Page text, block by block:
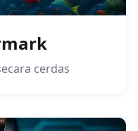
cerdas